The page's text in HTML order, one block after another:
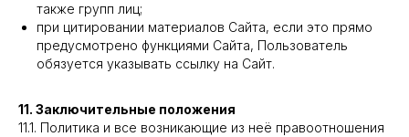
также групп лиц;
при цитировании материалов Сайта, если это прямо
предусмотрено функциями Сайта, Пользователь
обязуется указывать ссылку на Сайт.
11. Заключительные положения
11.1. Политика и все возникающие из неё правоотношения